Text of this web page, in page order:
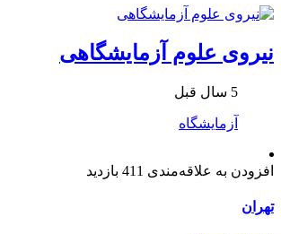
نیروی علوم آزمایشگاهی
5 سال قبل
آزمایشگاه
افزودن به علاقه‌مندی 411 بازدید
تهران